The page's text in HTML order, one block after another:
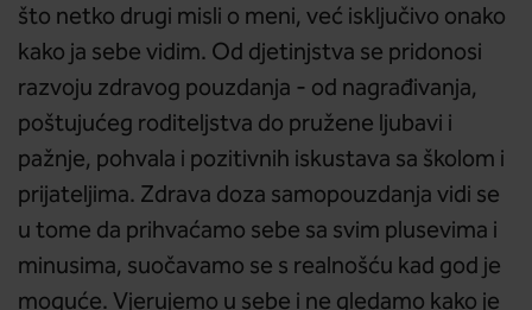
što netko drugi misli o meni, već isključivo onako
kako ja sebe vidim. Od djetinjstva se pridonosi
razvoju zdravog pouzdanja - od nagrađivanja,
poštujućeg roditeljstva do pružene ljubavi i
pažnje, pohvala i pozitivnih iskustava sa školom i
prijateljima. Zdrava doza samopouzdanja vidi se
u tome da prihvaćamo sebe sa svim plusevima i
minusima, suočavamo se s realnošću kad god je
moguće. Vjerujemo u sebe i ne gledamo kako je